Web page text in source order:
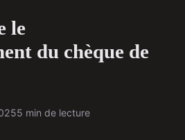
le
du chèque de
5 min de lecture